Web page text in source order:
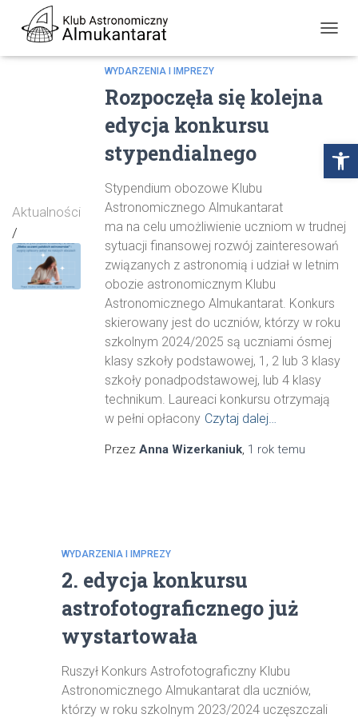
Aktualności
/
WYDARZENIA I IMPREZY
Rozpoczęła się kolejna
edycja konkursu
stypendialnego
Stypendium obozowe Klubu
Astronomicznego Almukantarat
ma na celu umożliwienie uczniom w trudnej
sytuacji finansowej rozwój zainteresowań
związanych z astronomią i udział w letnim
obozie astronomicznym Klubu
Astronomicznego Almukantarat. Konkurs
skierowany jest do uczniów, którzy w roku
szkolnym 2024/2025 są uczniami ósmej
klasy szkoły podstawowej, 1, 2 lub 3 klasy
szkoły ponadpodstawowej, lub 4 klasy
technikum. Laureaci konkursu otrzymają
w pełni opłacony Czytaj dalej…
Przez Anna Wizerkaniuk, 1 rok temu
WYDARZENIA I IMPREZY
2. edycja konkursu
astrofotograficznego już
wystartowała
Ruszył Konkurs Astrofotograficzny Klubu
Astronomicznego Almukantarat dla uczniów,
którzy w roku szkolnym 2023/2024 uczęszczali